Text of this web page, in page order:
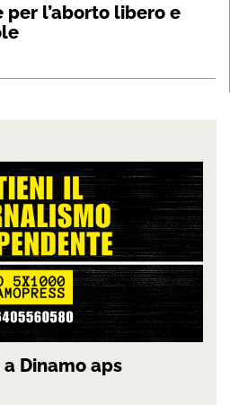
l’aborto libero e
Dinamo aps